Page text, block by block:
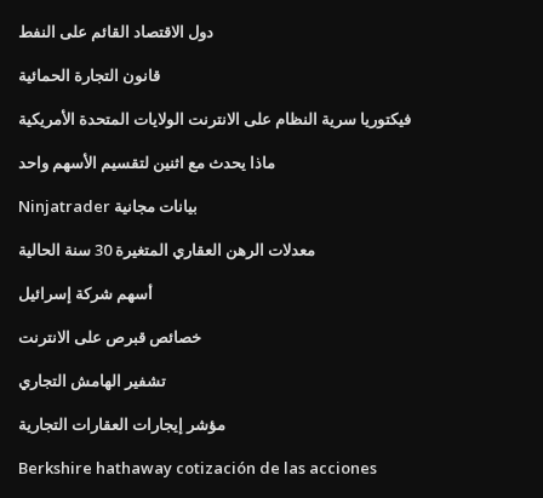
دول الاقتصاد القائم على النفط
قانون التجارة الحمائية
فيكتوريا سرية النظام على الانترنت الولايات المتحدة الأمريكية
ماذا يحدث مع اثنين لتقسيم الأسهم واحد
Ninjatrader بيانات مجانية
معدلات الرهن العقاري المتغيرة 30 سنة الحالية
أسهم شركة إسرائيل
خصائص قبرص على الانترنت
تشفير الهامش التجاري
مؤشر إيجارات العقارات التجارية
Berkshire hathaway cotización de las acciones